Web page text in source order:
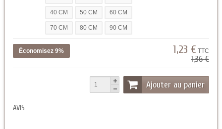
40 CM 50 CM 60 CM
70 CM 80 CM 90 CM
Économisez 9% 1,23 € TTC
1,36 €
Ajouter au panier
AVIS